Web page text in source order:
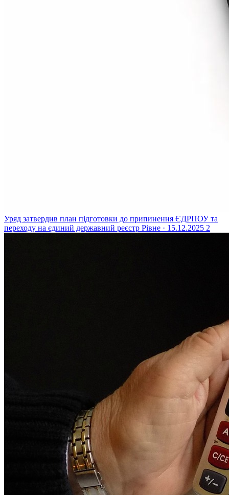
Уряд затвердив план підготовки до припинення ЄДРПОУ та
переходу на єдиний державний реєстр Рівне · 15.12.2025 2